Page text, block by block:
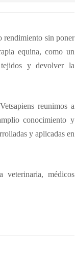
rendimiento sin poner
equina, como un
tejidos y devolver la
reunimos a
conocimiento y
y aplicadas en
veterinaria, médicos